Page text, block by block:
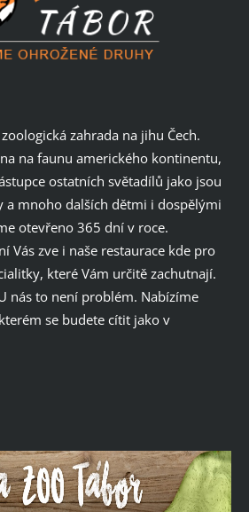
zahrada na jihu Čech.
na faunu amerického kontinentu,
ostatních světadílů jako jsou
a mnoho dalších dětmi i dospělými
otevřeno 365 dní v roce.
Vás zve i naše restaurace kde pro
které Vám určitě zachutnají.
nás to není problém. Nabízíme
se budete cítit jako v